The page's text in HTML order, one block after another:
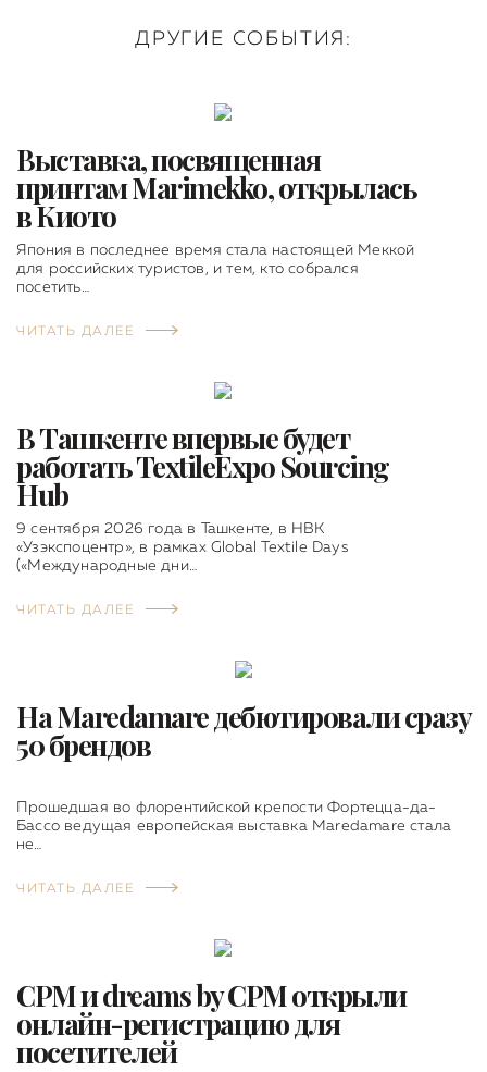
ДРУГИЕ СОБЫТИЯ:
Выставка, посвященная
принтам Marimekko, открылась
в Киото
Япония в последнее время стала настоящей Меккой
для российских туристов, и тем, кто собрался
посетить…
ЧИТАТЬ ДАЛЕЕ
В Ташкенте впервые будет
работать TextileExpo Sourcing
Hub
9 сентября 2026 года в Ташкенте, в НВК
«Узэкспоцентр», в рамках Global Textile Days
(«Международные дни…
ЧИТАТЬ ДАЛЕЕ
На Maredamare дебютировали сразу
50 брендов
Прошедшая во флорентийской крепости Фортецца-да-
Бассо ведущая европейская выставка Maredamare стала
не…
ЧИТАТЬ ДАЛЕЕ
CPM и dreams by CPM открыли
онлайн-регистрацию для
посетителей